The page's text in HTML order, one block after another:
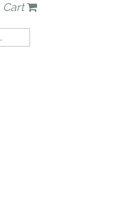
Cart